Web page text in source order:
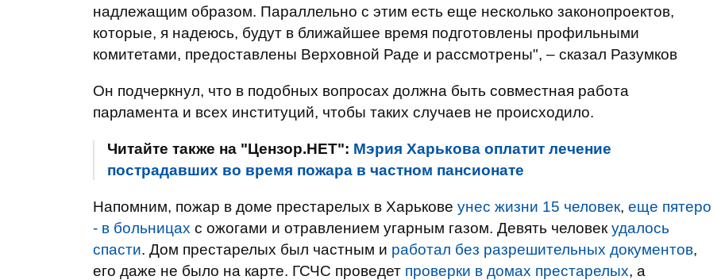
надлежащим образом. Параллельно с этим есть еще несколько законопроектов,
которые, я надеюсь, будут в ближайшее время подготовлены профильными
комитетами, предоставлены Верховной Раде и рассмотрены", – сказал Разумков
Он подчеркнул, что в подобных вопросах должна быть совместная работа
парламента и всех институций, чтобы таких случаев не происходило.
Читайте также на "Цензор.НЕТ": Мэрия Харькова оплатит лечение
пострадавших во время пожара в частном пансионате
Напомним, пожар в доме престарелых в Харькове унес жизни 15 человек, еще пятеро
- в больницах с ожогами и отравлением угарным газом. Девять человек удалось
спасти. Дом престарелых был частным и работал без разрешительных документов,
его даже не было на карте. ГСЧС проведет проверки в домах престарелых, а